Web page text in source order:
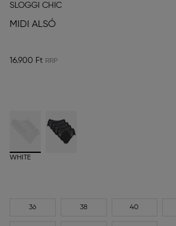
SLOGGI CHIC
MIDI ALSÓ
16.900 Ft
WHITE
36 38 40